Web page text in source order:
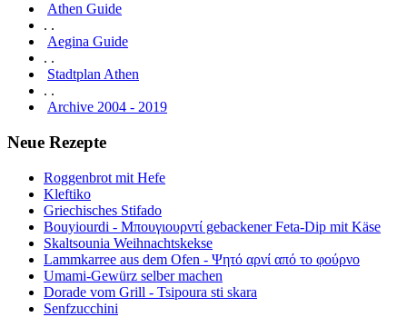
Athen Guide
. .
Aegina Guide
. .
Stadtplan Athen
. .
Archive 2004 - 2019
Neue Rezepte
Roggenbrot mit Hefe
Kleftiko
Griechisches Stifado
Bouyiourdi - Μπουγιουρντί gebackener Feta-Dip mit Käse
Skaltsounia Weihnachtskekse
Lammkarree aus dem Ofen - Ψητό αρνί από το φούρνο
Umami-Gewürz selber machen
Dorade vom Grill - Tsipoura sti skara
Senfzucchini